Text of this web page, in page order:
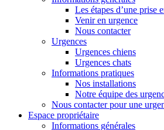
Les étapes d’une prise
Venir en urgence
Nous contacter
Urgences
Urgences chiens
Urgences chats
Informations pratiques
Nos installations
Notre équipe des
Nous contacter pour une
Espace propriétaire
Informations générales